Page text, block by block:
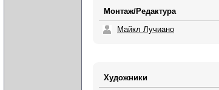
Монтаж/Редактура
Майкл Лучиано
Художники